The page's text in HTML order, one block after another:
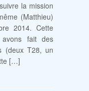
la mission
(Matthieu)
2014. Cette
fait des
(deux T28, un
[…]